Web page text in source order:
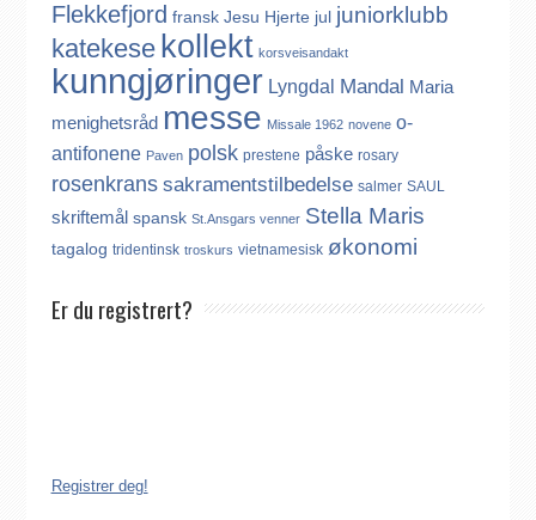
Flekkefjord fransk Jesu Hjerte jul juniorklubb
katekese kollekt korsveisandakt
kunngjøringer Lyngdal Mandal Maria
menighetsråd messe Missale 1962 novene o-
antifonene Paven polsk prestene påske rosary
rosenkrans sakramentstilbedelse salmer SAUL
skriftemål spansk St.Ansgars venner Stella Maris
tagalog tridentinsk troskurs vietnamesisk økonomi
Er du registrert?
Registrer deg!